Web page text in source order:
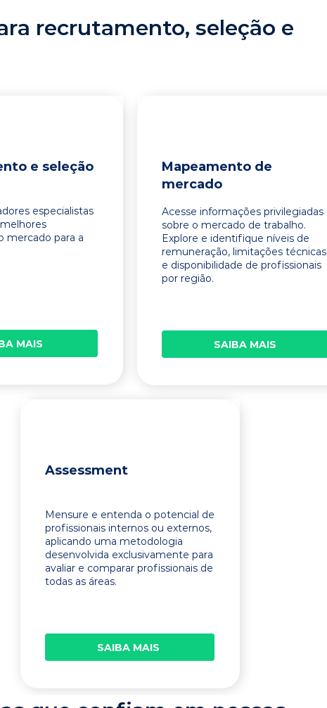
recrutamento, seleção e
e seleção
especialistas
mercado para a
MAIS
Mapeamento de
mercado
Acesse informações privilegiadas
sobre o mercado de trabalho.
Explore e identifique níveis de
remuneração, limitações técnicas
e disponibilidade de profissionais
por região.
SAIBA MAIS
Assessment
Mensure e entenda o potencial de
profissionais internos ou externos,
aplicando uma metodologia
desenvolvida exclusivamente para
avaliar e comparar profissionais de
todas as áreas.
SAIBA MAIS